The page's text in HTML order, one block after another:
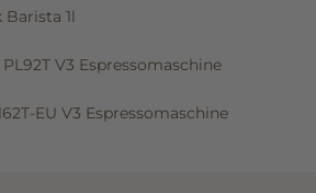
1l
V3 Espressomaschine
EU V3 Espressomaschine